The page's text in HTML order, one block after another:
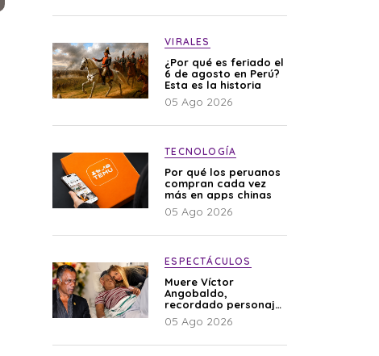
VIRALES
¿Por qué es feriado el
6 de agosto en Perú?
Esta es la historia
05 Ago 2026
TECNOLOGÍA
Por qué los peruanos
compran cada vez
más en apps chinas
05 Ago 2026
ESPECTÁCULOS
Muere Víctor
Angobaldo,
recordado personaje
de la farándula y
expareja de Shirley
05 Ago 2026